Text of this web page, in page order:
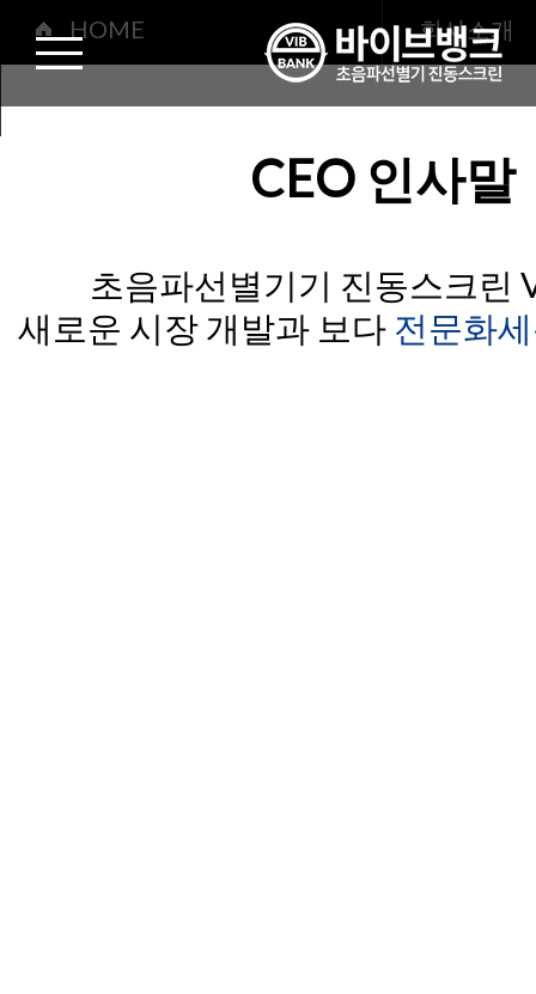
HOME 회사소개
CEO인사말
CEO 인사말
초음파선별기기 진동스크린
새로운 시장 개발과 보다 전문화